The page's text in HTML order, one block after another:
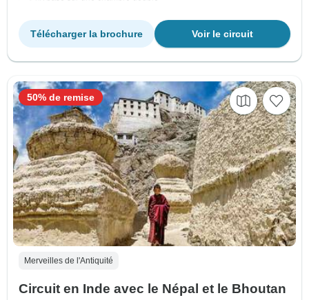
Voir le circuit
Télécharger la brochure
Merveilles de l'Antiquité
Circuit en Inde avec le Népal et le Bhoutan
50% de remise